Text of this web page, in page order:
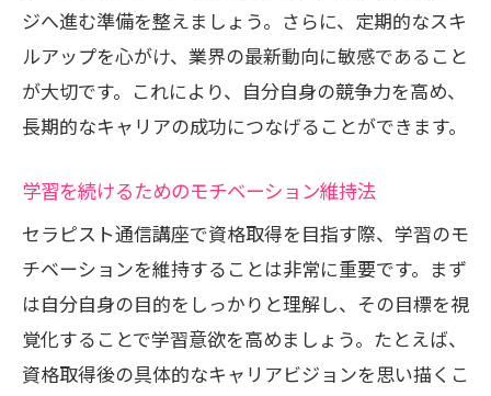
ジへ進む準備を整えましょう。さらに、定期的なスキ
ルアップを心がけ、業界の最新動向に敏感であること
が大切です。これにより、自分自身の競争力を高め、
長期的なキャリアの成功につなげることができます。
学習を続けるためのモチベーション維持法
セラピスト通信講座で資格取得を目指す際、学習のモ
チベーションを維持することは非常に重要です。まず
は自分自身の目的をしっかりと理解し、その目標を視
覚化することで学習意欲を高めましょう。たとえば、
資格取得後の具体的なキャリアビジョンを思い描くこ